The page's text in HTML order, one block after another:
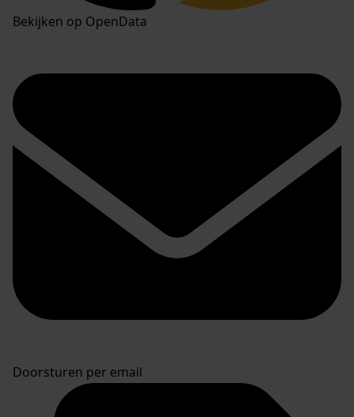
Bekijken op OpenData
Doorsturen per email